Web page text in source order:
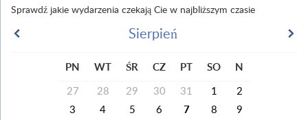
Sprawdź jakie wydarzenia czekają Cie w najbliższym czasie
Sierpień
PN WT ŚR CZ PT SO N
27 28 29 30 31 1
2
3
4 5 6 7 8
9